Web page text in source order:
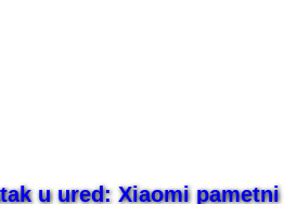
u ured: Xiaomi